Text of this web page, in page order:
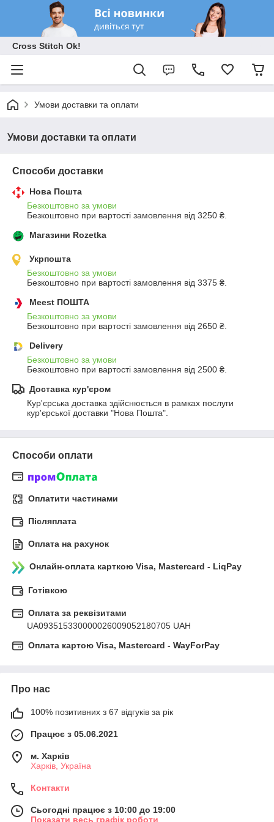
Cross Stitch Ok!
Умови доставки та оплати
Умови доставки та оплати
Способи доставки
Нова Пошта
Безкоштовно за умови
Безкоштовно при вартості замовлення від 3250 ₴.
Магазини Rozetka
Укрпошта
Безкоштовно за умови
Безкоштовно при вартості замовлення від 3375 ₴.
Meest ПОШТА
Безкоштовно за умови
Безкоштовно при вартості замовлення від 2650 ₴.
Delivery
Безкоштовно за умови
Безкоштовно при вартості замовлення від 2500 ₴.
Доставка кур'єром
Кур'єрська доставка здійснюється в рамках послуги
кур'єрської доставки "Нова Пошта".
Способи оплати
Оплатити частинами
Післяплата
Оплата на рахунок
Онлайн-оплата карткою Visa, Mastercard - LiqPay
Готівкою
Оплата за реквізитами
UA093515330000026009052180705 UAH
Оплата картою Visa, Mastercard - WayForPay
Про нас
100% позитивних з 67 відгуків за рік
Працює з 05.06.2021
м. Харків
Харків, Україна
Контакти
Сьогодні працює з 10:00 до 19:00
Показати весь графік роботи